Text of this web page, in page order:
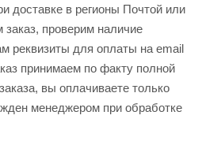
доставке в регионы Почтой или
проверим наличие
реквизиты для оплаты на email
принимаем по факту полной
вы оплачиваете только
менеджером при обработке